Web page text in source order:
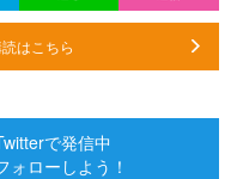
はこちら
で発信中
ォローしよう！